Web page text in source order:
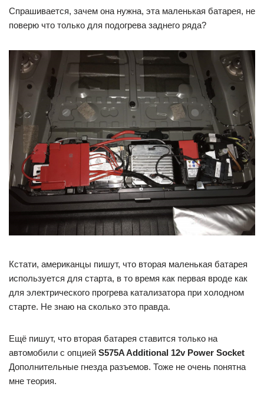
Спрашивается, зачем она нужна, эта маленькая батарея, не
поверю что только для подогрева заднего ряда?
Кстати, американцы пишут, что вторая маленькая батарея
используется для старта, в то время как первая вроде как
для электрического прогрева катализатора при холодном
старте. Не знаю на сколько это правда.
Ещё пишут, что вторая батарея ставится только на
автомобили с опцией S575A Additional 12v Power Socket
Дополнительные гнезда разъемов. Тоже не очень понятна
мне теория.